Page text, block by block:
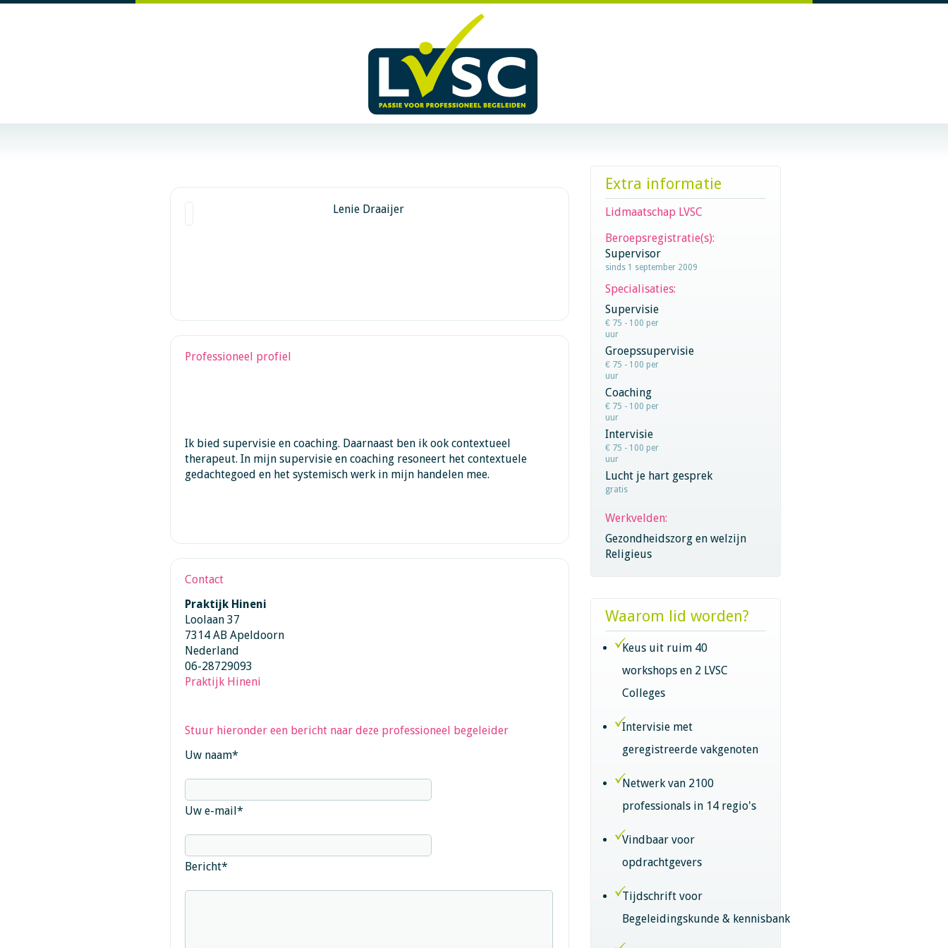
Lenie Draaijer
Professioneel profiel
Ik bied supervisie en coaching. Daarnaast ben ik ook contextueel
therapeut. In mijn supervisie en coaching resoneert het contextuele
gedachtegoed en het systemisch werk in mijn handelen mee.
Contact
Praktijk Hineni
Loolaan 37
7314 AB Apeldoorn
Nederland
06-28729093
Praktijk Hineni
Stuur hieronder een bericht naar deze professioneel begeleider
Uw naam*
Uw e-mail*
Bericht*
Extra informatie
Lidmaatschap LVSC
Beroepsregistratie(s):
Supervisor
sinds 1 september 2009
Specialisaties:
Supervisie
€ 75 - 100 per
uur
Groepssupervisie
€ 75 - 100 per
uur
Coaching
€ 75 - 100 per
uur
Intervisie
€ 75 - 100 per
uur
Lucht je hart gesprek
gratis
Werkvelden:
Gezondheidszorg en welzijn
Religieus
Waarom lid worden?
Keus uit ruim 40
workshops en 2 LVSC
Colleges
Intervisie met
geregistreerde vakgenoten
Netwerk van 2100
professionals in 14 regio's
Vindbaar voor
opdrachtgevers
Tijdschrift voor
Begeleidingskunde & kennisbank